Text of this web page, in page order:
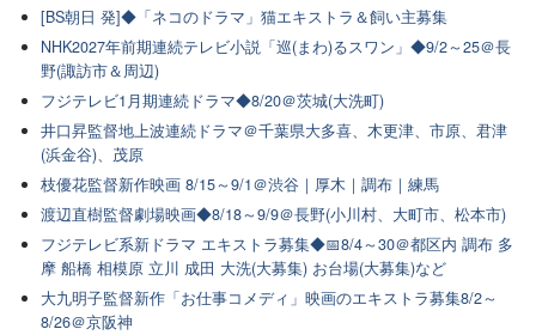
[BS朝日 発]◆「ネコのドラマ」猫エキストラ＆飼い主募集
NHK2027年前期連続テレビ小説「巡(まわ)るスワン」◆9/2～25＠長
野(諏訪市＆周辺)
フジテレビ1月期連続ドラマ◆8/20＠茨城(大洗町)
井口昇監督地上波連続ドラマ＠千葉県大多喜、木更津、市原、君津
(浜金谷)、茂原
枝優花監督新作映画 8/15～9/1＠渋谷｜厚木｜調布｜練馬
渡辺直樹監督劇場映画◆8/18～9/9＠長野(小川村、大町市、松本市)
フジテレビ系新ドラマ エキストラ募集◆📅8/4～30＠都区内 調布 多
摩 船橋 相模原 立川 成田 大洗(大募集) お台場(大募集)など
大九明子監督新作「お仕事コメディ」映画のエキストラ募集8/2～
8/26＠京阪神